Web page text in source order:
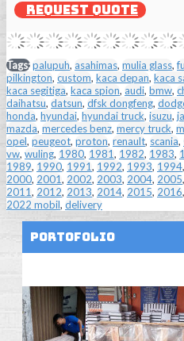
REQUEST QUOTE
Tags:palupuh, asahimas, mulia glass,
pilkington, custom, kaca depan, kaca
kaca segitiga, kaca spion, audi, bmw,
daihatsu, datsun, dfsk dongfeng,
honda, hyundai, hyundai truck, isuzu,
mazda, mercedes benz, mercy truck,
opel, peugeot, proton, renault, scania,
vw, wuling, 1980, 1981, 1982, 1983,
1989, 1990, 1991, 1992, 1993, 1994,
2000, 2001, 2002, 2003, 2004, 2005,
2011, 2012, 2013, 2014, 2015, 2016,
2022 mobil, delivery
Portofolio